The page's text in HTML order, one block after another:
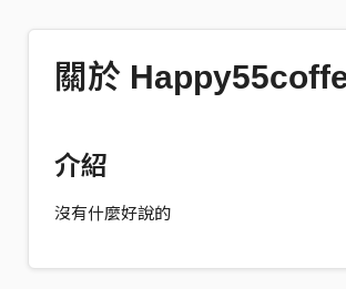
關於
介紹
沒有什麼好說的